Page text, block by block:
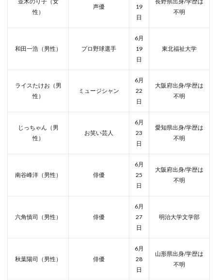
性）
声優
19
日
不明
和田一浩（男性） プロ野球選手
6月
19
日
東北福祉大学
ライスたけお（男
性）
ミュージシャン
6月
22
日
大阪府出身/学歴は
不明
じっちゃん（男
性）
お笑い芸人
6月
23
日
愛知県出身/学歴は
不明
南谷峰洋（男性） 俳優
6月
25
日
大阪府出身/学歴は
不明
六角慎司（男性） 俳優
6月
27
日
明治大学文学部
秋葉陽司（男性） 俳優
6月
28
日
山形県出身/学歴は
不明